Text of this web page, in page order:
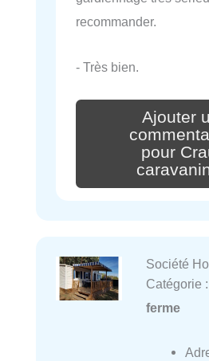
recommander.
- Très bien.
Ajouter
pour
Société
Catégorie :
ferme